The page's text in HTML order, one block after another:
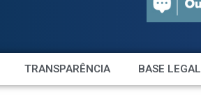
TRANSPARÊNCIA BASE LEGAL